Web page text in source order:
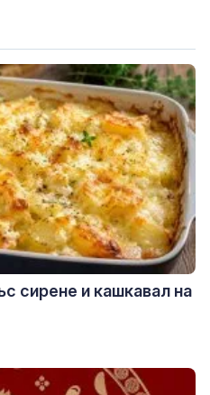
сирене и кашкавал на